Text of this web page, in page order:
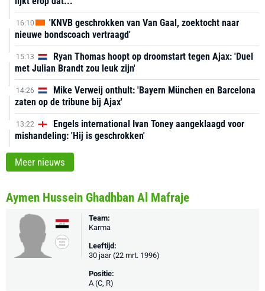
16:10
'KNVB geschrokken van Van Gaal, zoektocht naar
nieuwe bondscoach vertraagd'
15:13
Ryan Thomas hoopt op droomstart tegen Ajax: 'Duel
met Julian Brandt zou leuk zijn'
14:26
Mike Verweij onthult: 'Bayern München en Barcelona
zaten op de tribune bij Ajax'
13:22
Engels international Ivan Toney aangeklaagd voor
mishandeling: 'Hij is geschrokken'
Meer nieuws
Aymen Hussein Ghadhban Al Mafraje
Team:
Karma
Leeftijd:
30 jaar (22 mrt. 1996)
Positie:
A (C, R)